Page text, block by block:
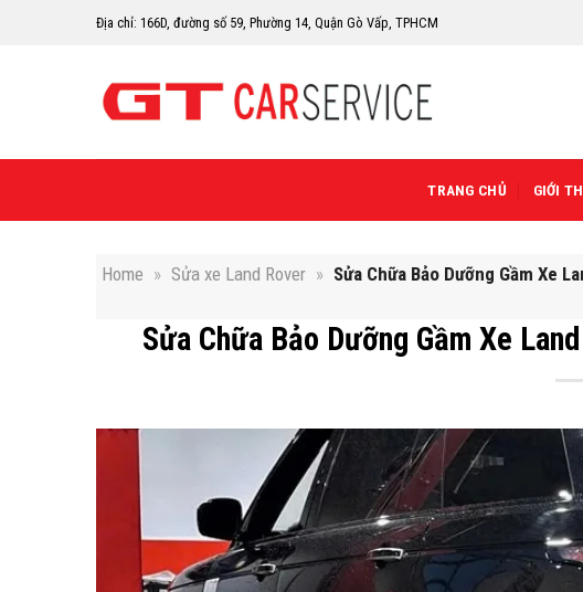
Địa chỉ: 166D, đường số 59, Phường 14, Quận Gò Vấp, TPHCM
TRANG CHỦ GIỚI
Home » Sửa xe Land Rover » Sửa Chữa Bảo Dưỡng Gầm Xe
Sửa Chữa Bảo Dưỡng Gầm Xe